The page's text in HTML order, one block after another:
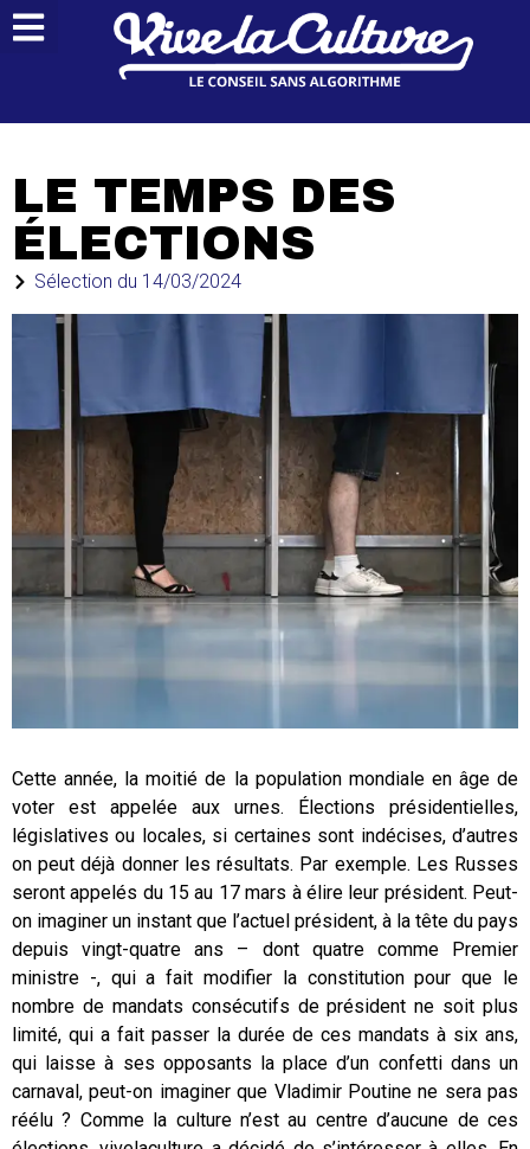
LE TEMPS DES
ÉLECTIONS
Sélection du 14/03/2024
Cette année, la moitié de la population mondiale en âge de
voter est appelée aux urnes. Élections présidentielles,
législatives ou locales, si certaines sont indécises, d’autres
on peut déjà donner les résultats. Par exemple. Les Russes
seront appelés du 15 au 17 mars à élire leur président. Peut-
on imaginer un instant que l’actuel président, à la tête du pays
depuis vingt-quatre ans – dont quatre comme Premier
ministre -, qui a fait modifier la constitution pour que le
nombre de mandats consécutifs de président ne soit plus
limité, qui a fait passer la durée de ces mandats à six ans,
qui laisse à ses opposants la place d’un confetti dans un
carnaval, peut-on imaginer que Vladimir Poutine ne sera pas
réélu ? Comme la culture n’est au centre d’aucune de ces